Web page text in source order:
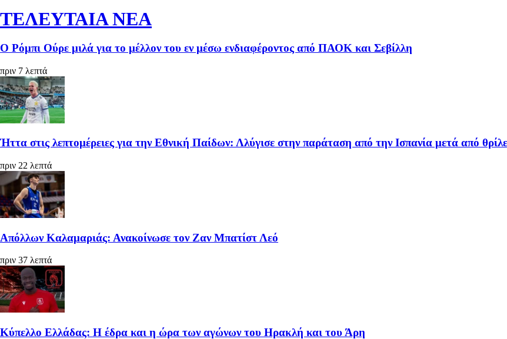
ΤΕΛΕΥΤΑΙΑ ΝΕΑ
Ο Ρόμπι Ούρε μιλά για το μέλλον του εν μέσω ενδιαφέροντος από ΠΑΟΚ και Σεβίλλη
πριν 7 λεπτά
Ήττα στις λεπτομέρειες για την Εθνική Παίδων: Λλύγισε στην παράταση από την Ισπανία μετά από
πριν 22 λεπτά
Απόλλων Καλαμαριάς: Ανακοίνωσε τον Ζαν Μπατίστ Λεό
πριν 37 λεπτά
Κύπελλο Ελλάδας: Η έδρα και η ώρα των αγώνων του Ηρακλή και του Άρη